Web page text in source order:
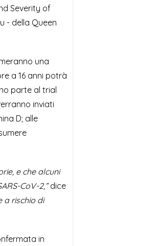
Severity of
- della Queen
una
a 16 anni potrà
parte al trial
inviati
D; alle
e che alcuni
CoV-2,”dice
a rischio di
in